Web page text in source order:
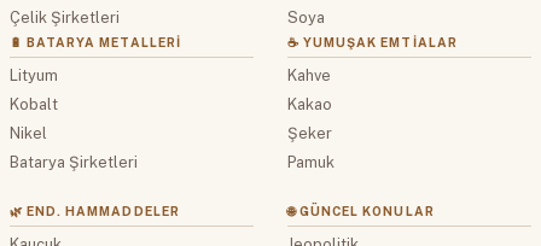
Çelik Şirketleri
🔋 BATARYA METALLERI
Lityum
Kobalt
Nikel
Batarya Şirketleri
Soya
☕ YUMUŞAK EMTIALAR
Kahve
Kakao
Şeker
Pamuk
🌿 END. HAMMADDELER 🌐 GÜNCEL KONULAR